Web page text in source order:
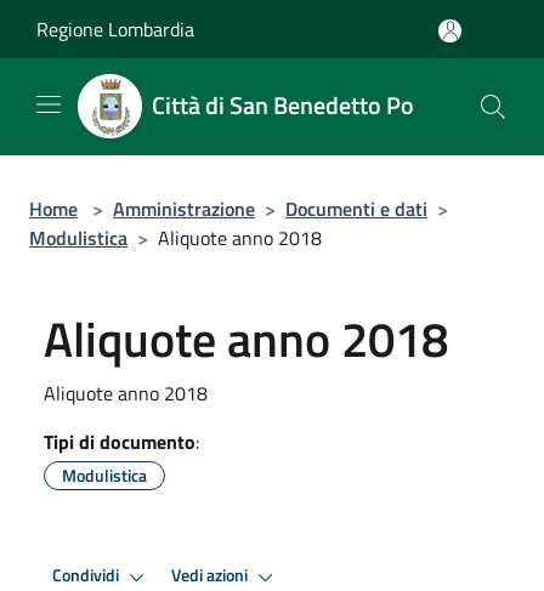
Regione Lombardia
Città di San Benedetto Po
Home > Amministrazione > Documenti e dati >
Modulistica > Aliquote anno 2018
Aliquote anno 2018
Aliquote anno 2018
Tipi di documento:
Modulistica
Condividi Vedi azioni